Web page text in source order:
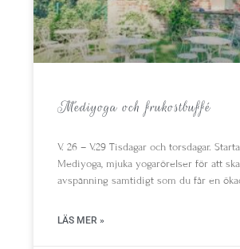
Mediyoga och frukostbuffé
V. 26 – V.29 Tisdagar och torsdagar.
Mediyoga, mjuka yogarörelser för att
avspänning samtidigt som du får en
LÄS MER »